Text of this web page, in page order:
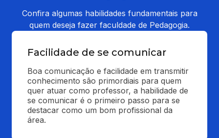
Confira algumas habilidades fundamentais para
quem deseja fazer faculdade de Pedagogia.
Facilidade de se comunicar
Boa comunicação e facilidade em transmitir
conhecimento são primordiais para quem
quer atuar como professor, a habilidade de
se comunicar é o primeiro passo para se
destacar como um bom profissional da
área.